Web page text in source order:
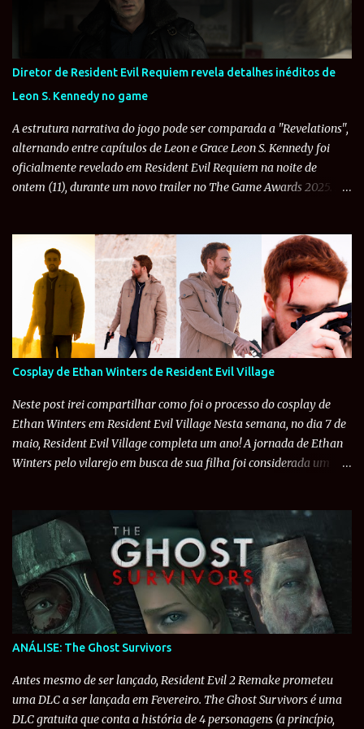
presidente americano, raptada pelo culto Los Illuminados. Assim
que o jogador chega ao vilarejo El Pueblo, já sofre uma má-
recepção dos habitantes que o chamam de "¡Un forastero!" e o
cercam por todos os lados. Mas graças a uma ação de Ada Wong ,
todos ouvem o sino da igreja e vão rezar. Os Ganados são
basicamente humanos infectados pela variante subordinada do
parasita Las Plagas, um ser primitivo encontrado pela civili...
Diretor de Resident Evil Requiem revela detalhes inéditos de
Leon S. Kennedy no game
A estrutura narrativa do jogo pode ser comparada a "Revelations",
alternando entre capítulos de Leon e Grace Leon S. Kennedy foi
oficialmente revelado em Resident Evil Requiem na noite de
ontem (11), durante um novo trailer no The Game Awards 2025. E
a Famitsu conversou com os desenvolvedores de Resident Evil
Requiem . O diretor Koshi Nakanishi revelou diversos detalhes
inéditos como: a história alterna entre capítulos de Leon e Grace,
não sendo duas campanhas como em RE2; Leon será muito
pressionado em Requiem e o game vai o levar ao seu "limite"; o
desejo de trazer um 'alívio' em uma história aterrorizante como a
de Grace; e possivelmente destruição de veículos... Porsche, você
devia saber do histórico do Leon. A seguir, você consegue conferir a
tradução da entrevista completa: Famitsu: O novo trailer revelou
Leon. Há outros...
Cosplay de Ethan Winters de Resident Evil Village
Neste post irei compartilhar como foi o processo do cosplay de
Ethan Winters em Resident Evil Village Nesta semana, no dia 7 de
maio, Resident Evil Village completa um ano! A jornada de Ethan
Winters pelo vilarejo em busca de sua filha foi considerada um
Jogo do Ano. Em comemoração ao primeiro aniversário do jogo,
decidi compartilhar com vocês como foi todo o processo de fazer o
cosplay de Ethan Winters que fiz no ano passado. Espero que
gostem do conteúdo e qualquer feedback, podem mandar para o
instagram do Resident Evil Project ou para a minha conta pessoal .
1. A Ideia do Cosplay Em 2017, eu e alguns amigos decidimos fazer
um fã-filme de Resident Evil 7 . Como já estava interessado em
roteiro bem básico e eu mesmo interpretar Ethan Winters. Não
queríamos que fosse algo completamente igual ao jogo, at...
ANÁLISE: The Ghost Survivors
Antes mesmo de ser lançado, Resident Evil 2 Remake prometeu
uma DLC a ser lançada em Fevereiro. The Ghost Survivors é uma
DLC gratuita que conta a história de 4 personagens (a princípio,